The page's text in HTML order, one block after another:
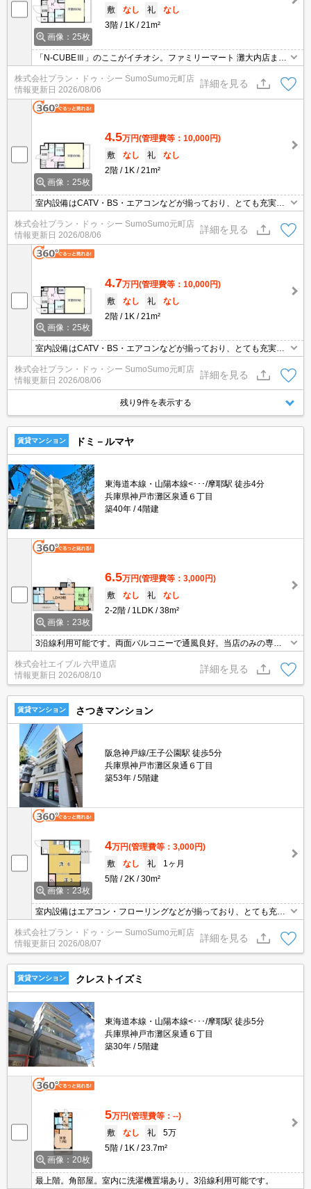
画像：25枚
敷
なし 礼
なし
3階
1K 21m²
「N-CUBEⅢ」のここがイチオシ。ファミリーマート 灘大内店まで
徒歩1分と近場にコンビニがあるのもポイント。共用部には宅配ボ
ックスを設置しているため、急なお出かけや不在の際にも荷物を受
け取ることができます。駐輪場付き物件です。
株式会社プラン・ドゥ・シー SumoSumo元町店
情報更新日 2026/08/06
詳細を見る
画像：25枚
4.5万円(管理費等：10,000円)
敷
なし 礼
なし
2階
1K 21m²
室内設備はCATV・BS・エアコンなどが揃っており、とても充実し
ています。防犯性に優れているオートロック付きのマンションで新
生活を送りませんか。ネットの回線を繋げているのでパソコンが使
える生活。フローリングの床で、木目調の温かな雰囲気が居心地を
良くしてくれます。住みやすい環境が嬉しい賃貸物件です。
株式会社プラン・ドゥ・シー SumoSumo元町店
情報更新日 2026/08/06
詳細を見る
画像：25枚
4.7万円(管理費等：10,000円)
敷
なし 礼
なし
2階
1K 21m²
室内設備はCATV・BS・エアコンなどが揃っており、とても充実し
生活を送りませんか。ネットの回線を繋げているのでパソコンが使
える生活。フローリングの床で、木目調の温かな雰囲気が居心地を
株式会社プラン・ドゥ・シー SumoSumo元町店
情報更新日 2026/08/06
詳細を見る
残り9件を表示する
賃貸マンション ドミ－ルマヤ
東海道本線・山陽本線<･･･/摩耶駅 徒歩4分
兵庫県神戸市灘区泉通６丁目
築40年
4階建
画像：23枚
6.5万円(管理費等：3,000円)
敷
なし 礼
なし
2-2階
1LDK 38m²
3沿線利用可能です。両面バルコニーで通風良好。当店のみの専属
専任物件。緑豊かな住環境。初期費用・家賃カード払い可。広さ良
し!家賃良し!周辺環境良し!。内見から契約までオンラインで対応可
能です。
株式会社エイブル 六甲道店
情報更新日 2026/08/10
詳細を見る
賃貸マンション さつきマンション
阪急神戸線/王子公園駅 徒歩5分
兵庫県神戸市灘区泉通６丁目
築53年
5階建
画像：23枚
4万円(管理費等：3,000円)
敷
なし 礼
1ヶ月
5階
2K 30m²
室内設備はエアコン・フローリングなどが揃っており、とても充実
しています。こちらの物件は現在空家です。この物件はバルコニー
付きでおすすめです。マンションタイプのお部屋です。駐車できる
スペースも近隣に確保できます。通風システムが整った換気がしや
すい物件です。
株式会社プラン・ドゥ・シー SumoSumo元町店
情報更新日 2026/08/07
詳細を見る
賃貸マンション クレストイズミ
東海道本線・山陽本線<･･･/摩耶駅 徒歩5分
兵庫県神戸市灘区泉通６丁目
築30年
5階建
画像：20枚
5万円(管理費等：--)
敷
なし 礼
5万
5階
1K 23.7m²
最上階。角部屋。室内に洗濯機置場あり。3沿線利用可能です。